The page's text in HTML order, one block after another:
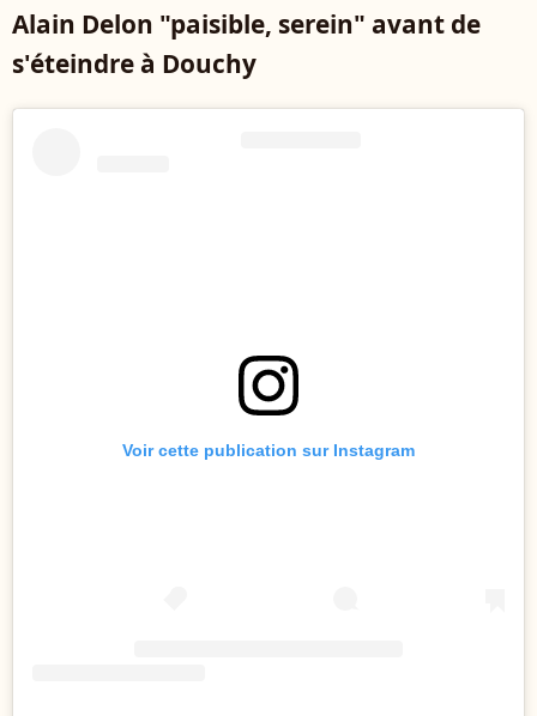
Alain Delon "paisible, serein" avant de
s'éteindre à Douchy
Voir cette publication sur Instagram